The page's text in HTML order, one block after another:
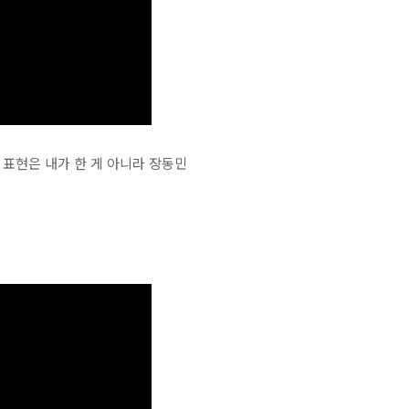
현은 내가 한 게 아니라 장동민